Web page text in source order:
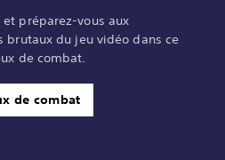
préparez-vous aux
brutaux du jeu vidéo dans ce
de combat.
de combat